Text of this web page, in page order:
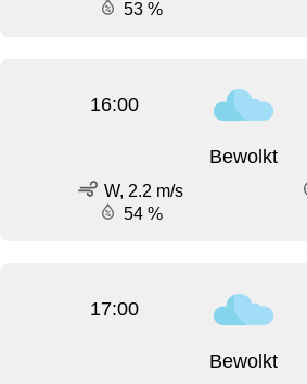
53 %
16:00
Bewolkt
W, 2.2 m/s
54 %
17:00
Bewolkt